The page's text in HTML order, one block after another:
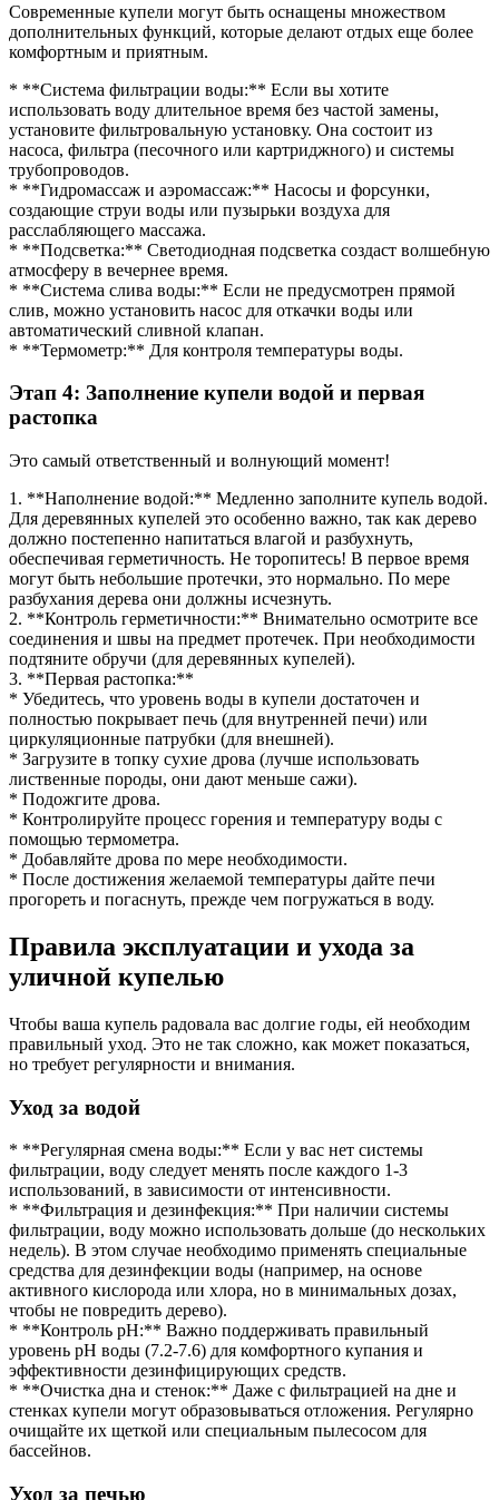
Современные купели могут быть оснащены множеством
дополнительных функций, которые делают отдых еще более
комфортным и приятным.
* **Система фильтрации воды:** Если вы хотите
использовать воду длительное время без частой замены,
установите фильтровальную установку. Она состоит из
насоса, фильтра (песочного или картриджного) и системы
трубопроводов.
* **Гидромассаж и аэромассаж:** Насосы и форсунки,
создающие струи воды или пузырьки воздуха для
расслабляющего массажа.
* **Подсветка:** Светодиодная подсветка создаст волшебную
атмосферу в вечернее время.
* **Система слива воды:** Если не предусмотрен прямой
слив, можно установить насос для откачки воды или
автоматический сливной клапан.
* **Термометр:** Для контроля температуры воды.
Этап 4: Заполнение купели водой и первая
растопка
Это самый ответственный и волнующий момент!
1. **Наполнение водой:** Медленно заполните купель водой.
Для деревянных купелей это особенно важно, так как дерево
должно постепенно напитаться влагой и разбухнуть,
обеспечивая герметичность. Не торопитесь! В первое время
могут быть небольшие протечки, это нормально. По мере
разбухания дерева они должны исчезнуть.
2. **Контроль герметичности:** Внимательно осмотрите все
соединения и швы на предмет протечек. При необходимости
подтяните обручи (для деревянных купелей).
3. **Первая растопка:**
* Убедитесь, что уровень воды в купели достаточен и
полностью покрывает печь (для внутренней печи) или
циркуляционные патрубки (для внешней).
* Загрузите в топку сухие дрова (лучше использовать
лиственные породы, они дают меньше сажи).
* Подожгите дрова.
* Контролируйте процесс горения и температуру воды с
помощью термометра.
* Добавляйте дрова по мере необходимости.
* После достижения желаемой температуры дайте печи
прогореть и погаснуть, прежде чем погружаться в воду.
Правила эксплуатации и ухода за
уличной купелью
Чтобы ваша купель радовала вас долгие годы, ей необходим
правильный уход. Это не так сложно, как может показаться,
но требует регулярности и внимания.
Уход за водой
* **Регулярная смена воды:** Если у вас нет системы
фильтрации, воду следует менять после каждого 1-3
использований, в зависимости от интенсивности.
* **Фильтрация и дезинфекция:** При наличии системы
фильтрации, воду можно использовать дольше (до нескольких
недель). В этом случае необходимо применять специальные
средства для дезинфекции воды (например, на основе
активного кислорода или хлора, но в минимальных дозах,
чтобы не повредить дерево).
* **Контроль pH:** Важно поддерживать правильный
уровень pH воды (7.2-7.6) для комфортного купания и
эффективности дезинфицирующих средств.
* **Очистка дна и стенок:** Даже с фильтрацией на дне и
стенках купели могут образовываться отложения. Регулярно
очищайте их щеткой или специальным пылесосом для
бассейнов.
Уход за печью